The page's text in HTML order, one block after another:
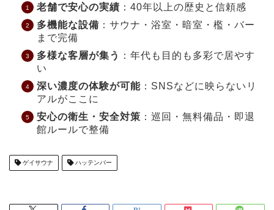
老舗で安心の実績 ：40年以上の歴史と信頼感
多機能な設備 ：サウナ・浴室・暗室・檻・バー
まで完備
多様な客層が集う
：年代も目的も多彩で居やす
い
深い濃度の体験が可能 ：SNSなどに映らないリ
アルがここに
安心の衛生・安全対策 ：巡回・無料備品・即退
館ルールで整備
ゲイサウナ ハッテンバー